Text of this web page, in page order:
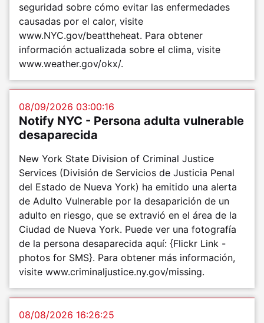
seguridad sobre cómo evitar las enfermedades
causadas por el calor, visite
www.NYC.gov/beattheheat. Para obtener
información actualizada sobre el clima, visite
www.weather.gov/okx/.
08/09/2026 03:00:16
Notify NYC - Persona adulta vulnerable
desaparecida
New York State Division of Criminal Justice
Services (División de Servicios de Justicia Penal
del Estado de Nueva York) ha emitido una alerta
de Adulto Vulnerable por la desaparición de un
adulto en riesgo, que se extravió en el área de la
Ciudad de Nueva York. Puede ver una fotografía
de la persona desaparecida aquí: {Flickr Link -
photos for SMS}. Para obtener más información,
visite www.criminaljustice.ny.gov/missing.
08/08/2026 16:26:25